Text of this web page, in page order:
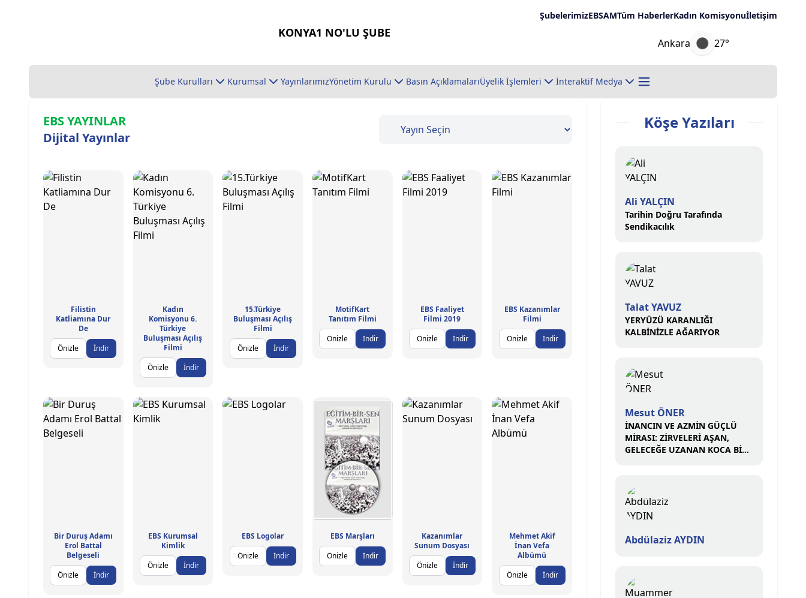
KONYA1 NO'LU ŞUBE
ŞubelerimizEBSAMTüm HaberlerKadın Komisyonuİletişim
Ankara 27°
Şube Kurulları Kurumsal YayınlarımızYönetim Kurulu Basın AçıklamalarıÜyelik İşlemleri İnteraktif Medya
EBS YAYINLAR
Dijital Yayınlar
Filistin
Katliamına Dur
De
Önizle
İndir
Kadın
Komisyonu 6.
Türkiye
Buluşması Açılış
Filmi
Önizle
İndir
15.Türkiye
Buluşması Açılış
Filmi
Önizle
İndir
MotifKart
Tanıtım Filmi
Önizle
İndir
EBS Faaliyet
Filmi 2019
Önizle
İndir
EBS Kazanımlar
Filmi
Önizle
İndir
Bir Duruş Adamı
Erol Battal
Belgeseli
Önizle
İndir
EBS Kurumsal
Kimlik
Önizle
İndir
EBS Logolar
Önizle
İndir
EBS Marşları
Önizle
İndir
Kazanımlar
Sunum Dosyası
Önizle
İndir
Mehmet Akif
İnan Vefa
Albümü
Önizle
İndir
Köşe Yazıları
Ali YALÇIN
Tarihin Doğru Tarafında
Sendikacılık
Talat YAVUZ
YERYÜZÜ KARANLIĞI
KALBİNİZLE AĞARIYOR
Mesut ÖNER
İNANCIN VE AZMİN GÜÇLÜ
MİRASI: ZİRVELERİ AŞAN,
GELECEĞE UZANAN KOCA BİR
Abdülaziz AYDIN